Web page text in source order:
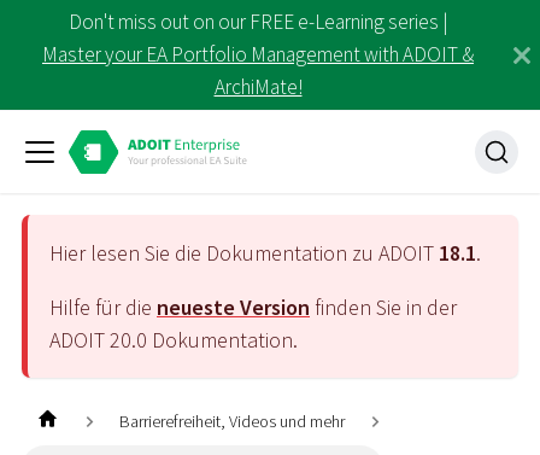
Don't miss out on our FREE e-Learning series |
Master your EA Portfolio Management with ADOIT &
ArchiMate!
Hier lesen Sie die Dokumentation zu ADOIT 18.1.
Hilfe für die neueste Version finden Sie in der
ADOIT20.0 Dokumentation.
Barrierefreiheit, Videos und mehr